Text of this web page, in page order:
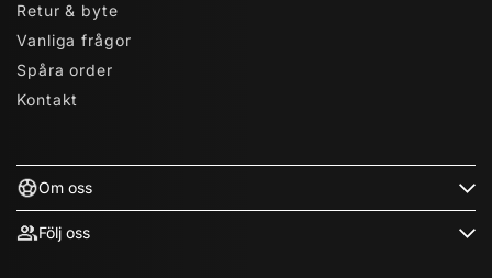
Retur & byte
Vanliga frågor
Spåra order
Kontakt
Om oss
Följ oss